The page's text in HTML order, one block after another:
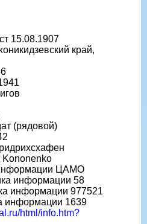
15.08.1907
край,
(рядовой)
ЦАМО
информации 58
информации 977521
информации 1639
html/info.htm?